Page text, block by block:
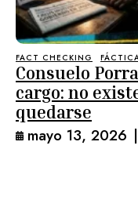
FACT CHECKING
Consuelo
cargo: no
quedarse
mayo 13, 2026 |